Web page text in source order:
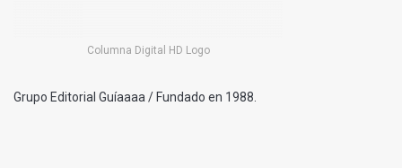
Columna Digital HD Logo
Grupo Editorial Guíaaaa / Fundado en 1988.